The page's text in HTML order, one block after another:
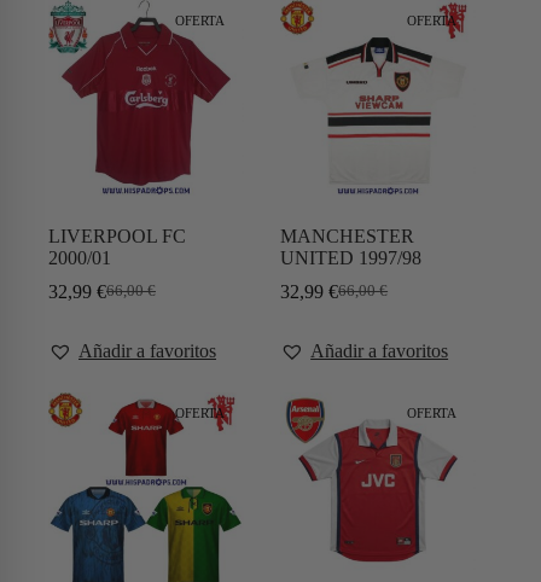
OFERTA
LIVERPOOL FC
2000/01
66,00€
32,99 €
Añadir a favoritos
OFERTA
MANCHESTER
UNITED 1997/98
66,00€
32,99€
Añadir a favoritos
OFERTA OFERTA